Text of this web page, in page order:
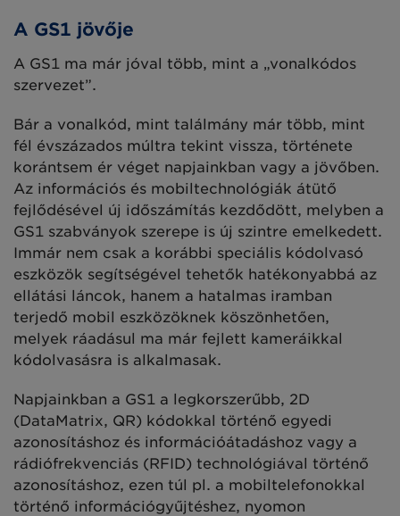
A GS1 jövője
A GS1 ma már jóval több, mint a „vonalkódos
szervezet”.
Bár a vonalkód, mint találmány már több, mint
fél évszázados múltra tekint vissza, története
korántsem ér véget napjainkban vagy a jövőben.
Az információs és mobiltechnológiák átütő
fejlődésével új időszámítás kezdődött, melyben a
GS1 szabványok szerepe is új szintre emelkedett.
Immár nem csak a korábbi speciális kódolvasó
eszközök segítségével tehetők hatékonyabbá az
ellátási láncok, hanem a hatalmas iramban
terjedő mobil eszközöknek köszönhetően,
melyek ráadásul ma már fejlett kameráikkal
kódolvasásra is alkalmasak.
Napjainkban a GS1 a legkorszerűbb, 2D
(DataMatrix, QR) kódokkal történő egyedi
azonosításhoz és információátadáshoz vagy a
rádiófrekvenciás (RFID) technológiával történő
azonosításhoz, ezen túl pl. a mobiltelefonokkal
történő információgyűjtéshez, nyomon